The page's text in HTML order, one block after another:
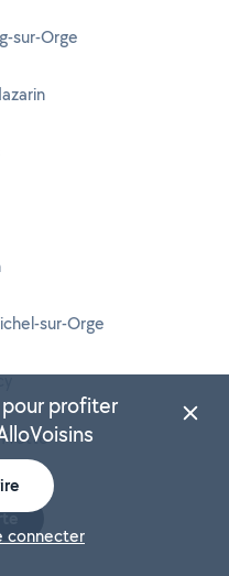
sur-Orge
sur-Orge
profiter
connecter